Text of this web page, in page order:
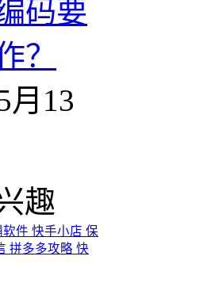
码要
？
月13
趣
软件 快手小店 保
拼多多攻略 快